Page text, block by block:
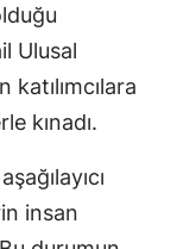
Ulusal
kınadı.
insan